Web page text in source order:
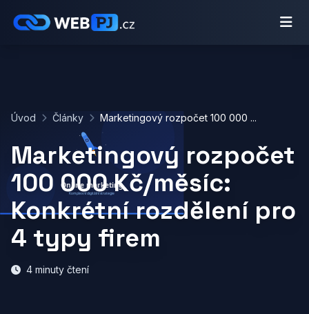
Úvod Články Marketingový rozpočet 100 000 ...
Marketingový rozpočet
100 000 Kč/měsíc:
Konkrétní rozdělení pro
4 typy firem
4 minuty čtení